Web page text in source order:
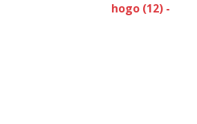
hogo (12) -